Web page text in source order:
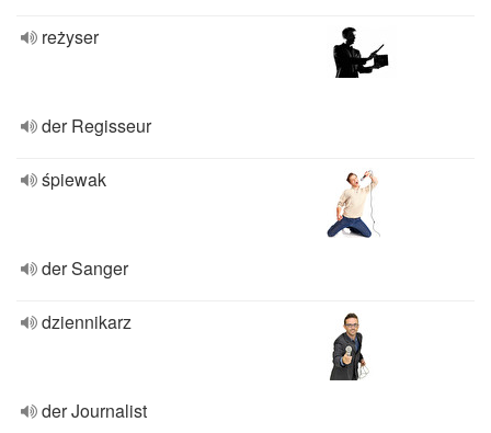
reżyser
der Regisseur
śpiewak
der Sanger
dziennikarz
der Journalist